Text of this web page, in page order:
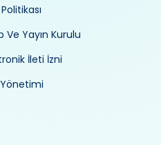
Yayın Kurulu
İleti İzni